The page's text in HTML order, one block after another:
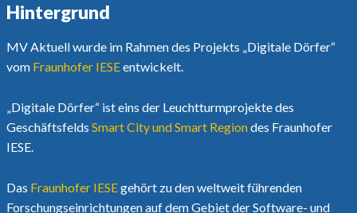
Hintergrund
MV Aktuell wurde im Rahmen des Projekts „Digitale Dörfer“
vom Fraunhofer IESEentwickelt.
„Digitale Dörfer“ ist eins der Leuchtturmprojekte des
Geschäftsfelds Smart City und Smart Regiondes Fraunhofer
IESE.
Das Fraunhofer IESEgehört zu den weltweit führenden
Forschungseinrichtungen auf dem Gebiet der Software- und